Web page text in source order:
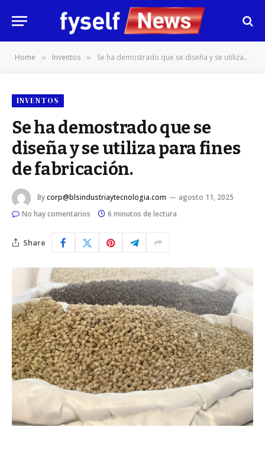
Home » Inventos » Se ha demostrado que se diseña y se utiliza para fines de fabricación.
INVENTOS
Se ha demostrado que se
diseña y se utiliza para fines
de fabricación.
Bycorp@blsindustriaytecnologia.com
agosto 11, 2025
No hay comentarios
6 minutos de lectura
Share